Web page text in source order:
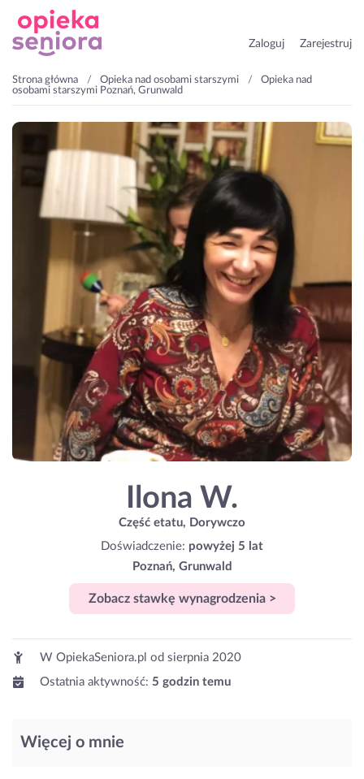
Zaloguj Zarejestruj
Strona główna Opieka nad osobami starszymi
Opieka nad
osobami starszymi Poznań, Grunwald
Ilona W.
Część etatu, Dorywczo
Doświadczenie: powyżej 5 lat
Poznań, Grunwald
Zobacz stawkę wynagrodzenia >
W OpiekaSeniora.pl od sierpnia 2020
Ostatnia aktywność: 5 godzin temu
Więcej o mnie